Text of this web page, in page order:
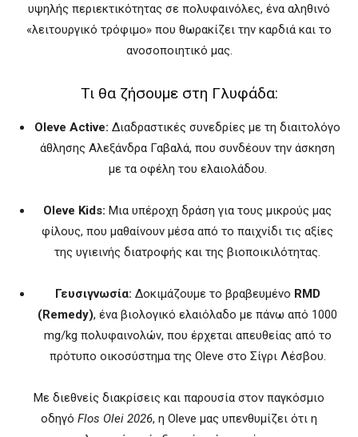
υψηλής περιεκτικότητας σε πολυφαινόλες, ένα αληθινό
«λειτουργικό τρόφιμο» που θωρακίζει την καρδιά και το
ανοσοποιητικό μας.
Τι θα ζήσουμε στη Γλυφάδα:
Oleve Active: Διαδραστικές συνεδρίες με τη διαιτολόγο
άθλησης Αλεξάνδρα Γαβαλά, που συνδέουν την άσκηση
με τα οφέλη του ελαιολάδου.
Oleve Kids: Μια υπέροχη δράση για τους μικρούς μας
φίλους, που μαθαίνουν μέσα από το παιχνίδι τις αξίες
της υγιεινής διατροφής και της βιοποικιλότητας.
Γευσιγνωσία: Δοκιμάζουμε το βραβευμένο RMD
(Remedy), ένα βιολογικό ελαιόλαδο με πάνω από 1000
mg/kg πολυφαινολών, που έρχεται απευθείας από το
πρότυπο οικοσύστημα της Oleve στο Σίγρι Λέσβου.
Με διεθνείς διακρίσεις και παρουσία στον παγκόσμιο
οδηγό Flos Olei 2026, η Oleve μας υπενθυμίζει ότι η